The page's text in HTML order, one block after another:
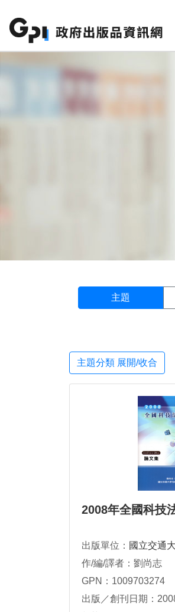
主題
主題分類 展開/收合
2008年全國科技
出版單位： 國立交通
作/編/譯者：劉尚志
GPN：1009703274
出版／創刊日期：